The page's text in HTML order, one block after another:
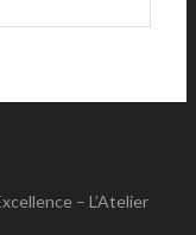
– L’Atelier